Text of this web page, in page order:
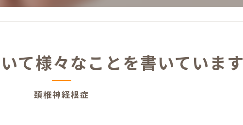
て様々なことを書いています
頚椎神経根症